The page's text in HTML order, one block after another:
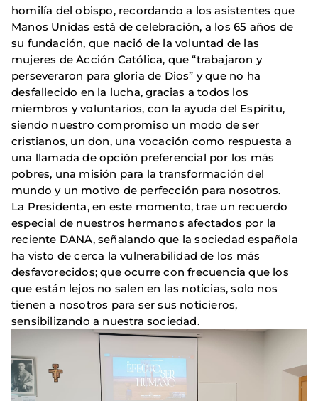
homilía del obispo, recordando a los asistentes que
Manos Unidas está de celebración, a los 65 años de
su fundación, que nació de la voluntad de las
mujeres de Acción Católica, que “trabajaron y
perseveraron para gloria de Dios” y que no ha
desfallecido en la lucha, gracias a todos los
miembros y voluntarios, con la ayuda del Espíritu,
siendo nuestro compromiso un modo de ser
cristianos, un don, una vocación como respuesta a
una llamada de opción preferencial por los más
pobres, una misión para la transformación del
mundo y un motivo de perfección para nosotros.
La Presidenta, en este momento, trae un recuerdo
especial de nuestros hermanos afectados por la
reciente DANA, señalando que la sociedad española
ha visto de cerca la vulnerabilidad de los más
desfavorecidos; que ocurre con frecuencia que los
que están lejos no salen en las noticias, solo nos
tienen a nosotros para ser sus noticieros,
sensibilizando a nuestra sociedad.